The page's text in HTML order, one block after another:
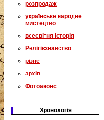
розпродаж
українське народне
мистецтво
всесвітня історія
Релігієзнавство
різне
архів
Фотоанонс
Хронологія